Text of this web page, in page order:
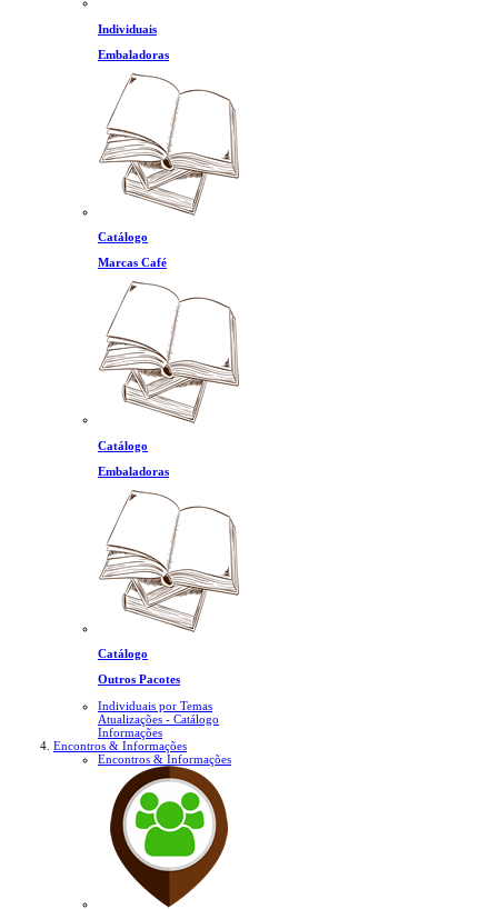
Individuais
Embaladoras
Catálogo
Marcas Café
Catálogo
Embaladoras
Catálogo
Outros Pacotes
Individuais por Temas
Atualizações - Catálogo
Informações
Encontros & Informações
Encontros & Informações